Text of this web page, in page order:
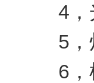
4，光
5，灯
6，样